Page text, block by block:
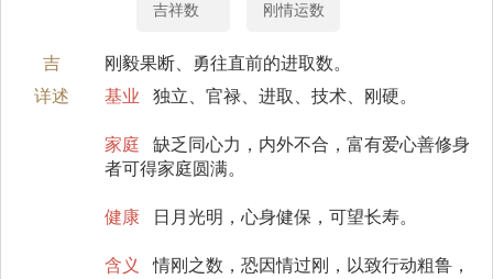
吉祥数 刚情运数
吉
刚毅果断、勇往直前的进取数。
详述
基业 独立、官禄、进取、技术、刚硬。
家庭
缺乏同心力，内外不合，富有爱心善修身
者可得家庭圆满。
健康 日月光明，心身健保，可望长寿。
含义
情刚之数，恐因情过刚，以致行动粗鲁，